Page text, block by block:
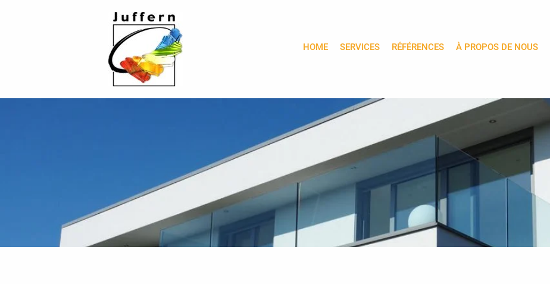
HOME SERVICES RÉFÉRENCES À PROPOS DE NOUS